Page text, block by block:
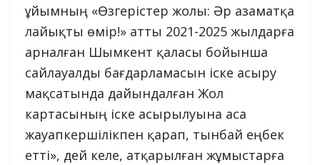
ұйымның «Өзгерістер жолы: Әр азаматқа
лайықты өмір!» атты 2021-2025 жылдарға
арналған Шымкент қаласы бойынша
сайлауалды бағдарламасын іске асыру
мақсатында дайындалған Жол
картасының іске асырылуына аса
жауапкершілікпен қарап, тынбай еңбек
етті», дей келе, атқарылған жұмыстарға